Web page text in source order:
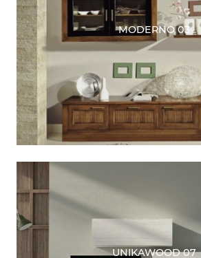
MODERNO 03
UNIKAWOOD 07